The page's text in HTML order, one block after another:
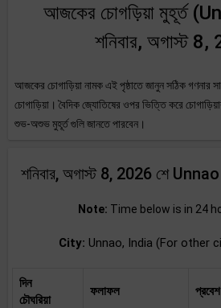
আজকের চোগড়িয়া মুহূর্ত
শনিবার, অগাস্ট
আজকের চোগাড়িয়া নামক এই পৃষ্ঠাতে জানুন সঠিক গণনার
চোগাড়িয়া। বৈদিক জ্যোতিষের ওপর ভিত্তি করে
শুভ-অশুভ মুহূর্ত গুলি জানতে পারবেন।
শনিবার, অগাস্ট 8, 2026 শে Unnao
Note: Time below is in 24
City: Unnao, India (For other
দিন
চৌঘরিয়া
ফলাফল